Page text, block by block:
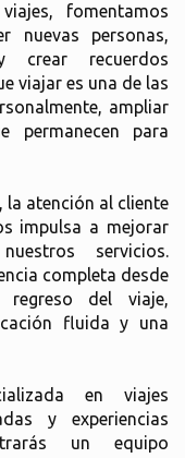
fomentamos
nuevas personas,
crear recuerdos
viajar es una de las
ampliar
permanecen para
atención al cliente
impulsa a mejorar
servicios.
completa desde
del viaje,
fluida y una
en viajes
y experiencias
un equipo